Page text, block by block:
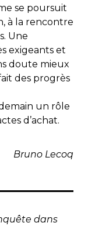
se poursuit
à la rencontre
Une
exigeants et
doute mieux
des progrès
un rôle
d’achat.
Bruno Lecoq
dans